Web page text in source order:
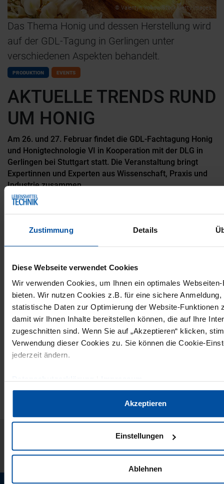
Zustimmung Details
Diese Webseite verwendet Cookies
Wir verwenden Cookies, um Ihnen ein optimales
bieten. Wir nutzen Cookies z.B. für eine sichere Anmeldung,
statistische Daten zur Optimierung der Website-Funktionen
damit wir Ihnen Inhalte bereitstellen können, die auf Ihre
zugeschnitten sind. Wenn Sie auf „Akzeptieren“ klicken,
Verwendung dieser Cookies zu. Sie können die Cookie-
jederzeit ändern.
Akzeptieren
Einstellungen
Ablehnen
© Valentyn Volkov/iStock/Getty Images
Das Thema Honig und dessen Herstellung wird
auf der GDL-Tagung in Gerlingen unter
verschiedenen Aspekten behandelt.
PRODUKTION EVENTS
AKTUELLE TRENDS RUND
UM HONIG
Am 26. und 27. Februar findet die GDL-Fachtagung Honig
und Honigtechnologie VI in Kooperation mit der DLG in
Gerlingen bei Stuttgart statt. Die Veranstaltung bringt
Expertinnen und Experten aus Wissenschaft, Praxis und
Industrie zusammen.
Im Fokus stehen aktuelle Entwicklungen der
Honiganalytik, technologische Trends sowie
Qualitäts- und Marktfragen. Das Programm ist
auf der GDL-Website unterwww.gdl-
ev.org/images/veranstaltungen/Programme/
zu finden.